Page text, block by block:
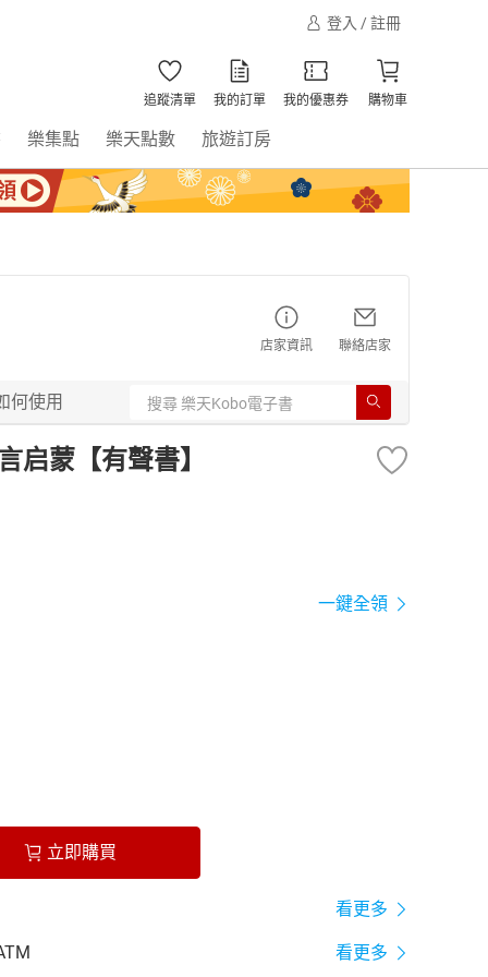
登入 / 註冊
追蹤清單 我的訂單 我的優惠券 購物車
樂集點 樂天點數 旅遊訂房
店家資訊 聯絡店家
何使用
启蒙【有聲書】
一鍵全領
立即購買
看更多
看更多